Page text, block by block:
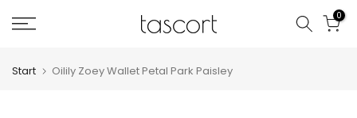
Zum
springen
0
Start Oilily Zoey Wallet Petal Park Paisley